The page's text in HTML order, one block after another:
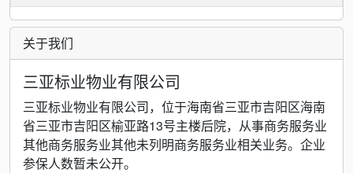
关于我们
三亚标业物业有限公司
三亚标业物业有限公司，位于海南省三亚市吉阳区海南
省三亚市吉阳区榆亚路13号主楼后院，从事商务服务业
其他商务服务业其他未列明商务服务业相关业务。企业
参保人数暂未公开。